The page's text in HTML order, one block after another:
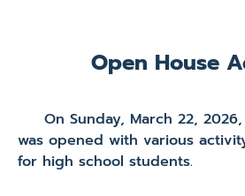
Open House
On Sunday, March 22, 2026,
was opened with various
for high school students.